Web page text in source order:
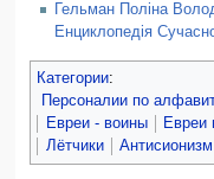
Гельман Поліна
Енциклопедія
Категории:
Персоналии по
Евреи - воины
Лётчики
Антисионизм